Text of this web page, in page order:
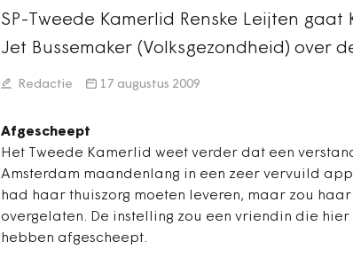
SP-Tweede Kamerlid Renske Leijten
Jet Bussemaker (Volksgezondheid) over
Redactie 17 augustus 2009
Afgescheept
Het Tweede Kamerlid weet verder dat een
Amsterdam maandenlang in een zeer vervuild
had haar thuiszorg moeten leveren, maar zou
overgelaten. De instelling zou een vriendin die
hebben afgescheept.